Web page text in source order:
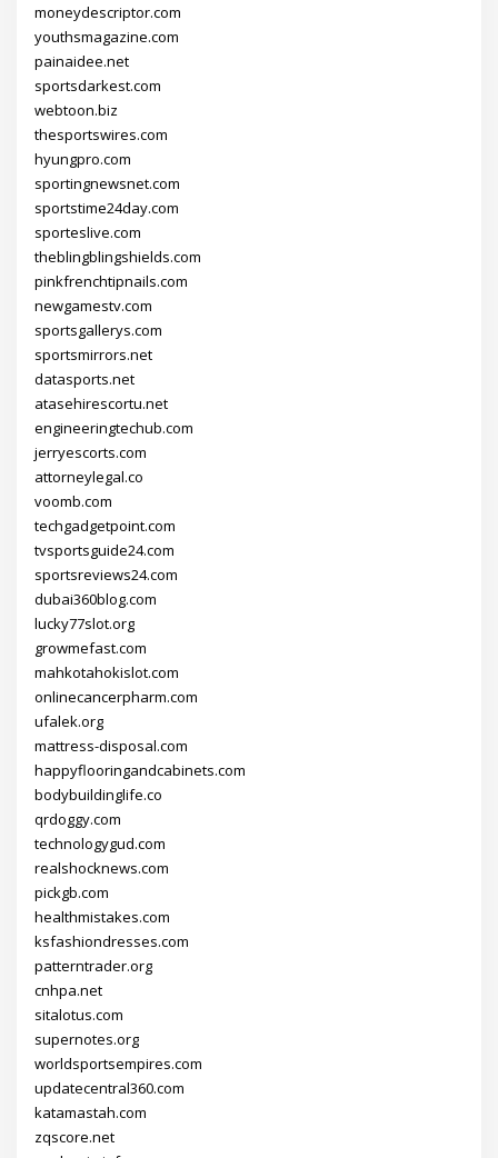
moneydescriptor.com
youthsmagazine.com
painaidee.net
sportsdarkest.com
webtoon.biz
thesportswires.com
hyungpro.com
sportingnewsnet.com
sportstime24day.com
sporteslive.com
theblingblingshields.com
pinkfrenchtipnails.com
newgamestv.com
sportsgallerys.com
sportsmirrors.net
datasports.net
atasehirescortu.net
engineeringtechub.com
jerryescorts.com
attorneylegal.co
voomb.com
techgadgetpoint.com
tvsportsguide24.com
sportsreviews24.com
dubai360blog.com
lucky77slot.org
growmefast.com
mahkotahokislot.com
onlinecancerpharm.com
ufalek.org
mattress-disposal.com
happyflooringandcabinets.com
bodybuildinglife.co
qrdoggy.com
technologygud.com
realshocknews.com
pickgb.com
healthmistakes.com
ksfashiondresses.com
patterntrader.org
cnhpa.net
sitalotus.com
supernotes.org
worldsportsempires.com
updatecentral360.com
katamastah.com
zqscore.net